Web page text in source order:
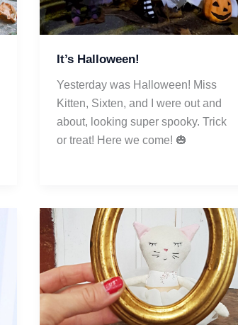
It’s Halloween!
Yesterday was Halloween! Miss
Kitten, Sixten, and I were out and
about, looking super spooky. Trick
or treat! Here we come! 🎃